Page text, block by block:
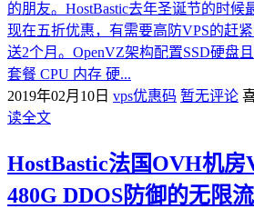
的朋友。HostBastic去年圣诞节的时候
现在五折优惠，有需要高防VPS的赶
送2个月。OpenVZ架构配置SSD硬盘
套餐 CPU 内存 硬...
2019年02月10日 vps优惠码 暂无评论
读全文
HostBastic法国OVH机房
480G DDOS防御的无限